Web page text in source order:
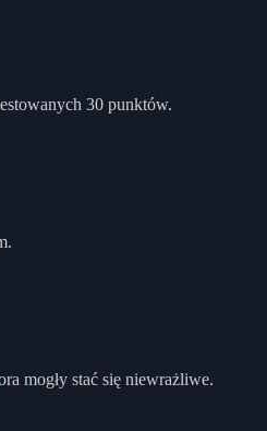
30 punktów.
mogły stać się niewrażliwe.